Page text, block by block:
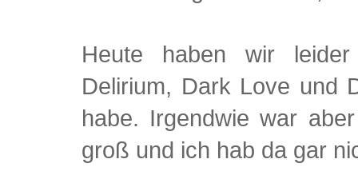
Heute haben wir leider
Delirium, Dark Love und
habe. Irgendwie war
groß und ich hab da gar